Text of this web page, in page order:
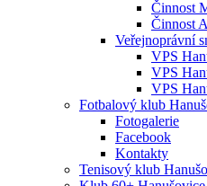
Činnost
Činnost
Veřejnoprávní
VPS
VPS
VPS
Fotbalový klub
Fotogalerie
Facebook
Kontakty
Tenisový klub